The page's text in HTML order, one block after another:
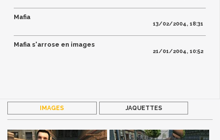
Mafia
13/02/2004, 18:31
Mafia s'arrose en images
21/01/2004, 10:52
IMAGES JAQUETTES